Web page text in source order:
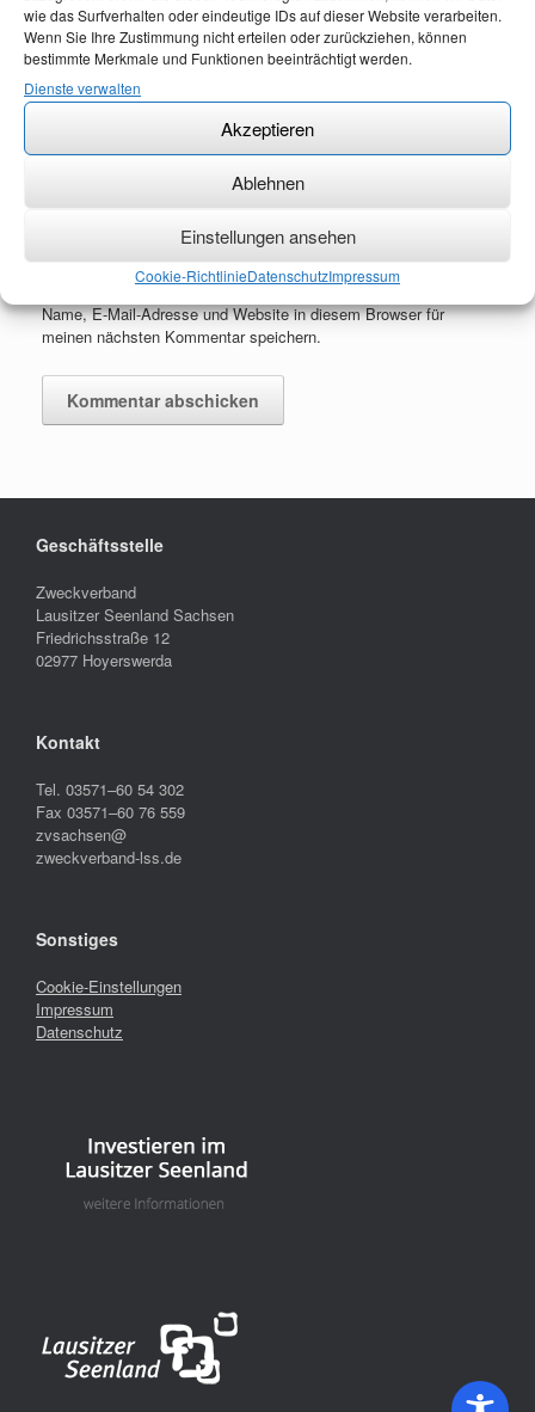
wie das Surfverhalten oder eindeutige IDs auf dieser Website verarbeiten.
Wenn Sie Ihre Zustimmung nicht erteilen oder zurückziehen, können
bestimmte Merkmale und Funktionen beeinträchtigt werden.
Dienste verwalten
Akzeptieren
Ablehnen
Einstellungen ansehen
Cookie-RichtlinieDatenschutzImpressum
Name*
E-Mail-Adresse*
Name, E-Mail-Adresse und Website in diesem Browser für
meinen nächsten Kommentar speichern.
Geschäftsstelle
Zweckverband
Lausitzer Seenland Sachsen
Friedrichsstraße 12
02977 Hoyerswerda
Kontakt
Tel. 03571–60 54 302
Fax 03571–60 76 559
zvsachsen@
zweckverband-lss.de
Sonstiges
Cookie-Einstellungen
Impressum
Datenschutz